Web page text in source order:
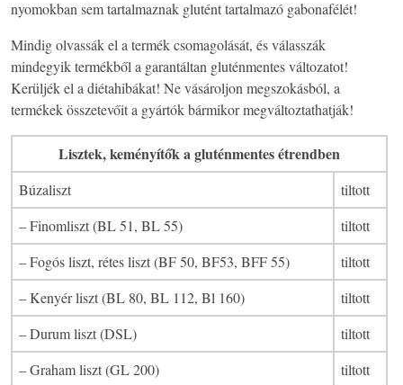
nyomokban sem tartalmaznak glutént tartalmazó gabonafélét!
Mindig olvassák el a termék csomagolását, és válasszák
mindegyik termékből a garantáltan gluténmentes változatot!
Kerüljék el a diétahibákat! Ne vásároljon megszokásból, a
termékek összetevőit a gyártók bármikor megváltoztathatják!
Lisztek, keményítők a gluténmentes étrendben
Búzaliszt
tiltott
– Finomliszt (BL 51, BL 55)
tiltott
– Fogós liszt, rétes liszt (BF 50, BF53, BFF 55)
tiltott
– Kenyér liszt (BL 80, BL 112, Bl 160)
tiltott
– Durum liszt (DSL)
tiltott
– Graham liszt (GL 200)
tiltott